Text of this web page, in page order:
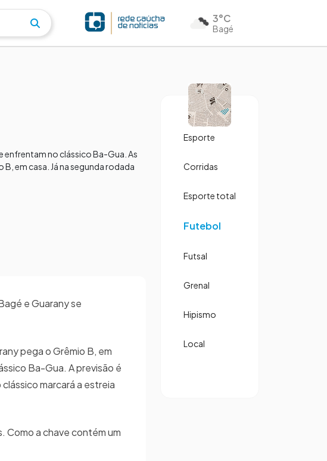
3°C
Bagé
enfrentam no clássico Ba-Gua. As
em casa. Já na segunda rodada
e Guarany se
pega o Grêmio B, em
Ba-Gua. A previsão é
marcará a estreia
Como a chave contém um
Esporte
Corridas
Esporte total
Futebol
Futsal
Grenal
Hipismo
Local